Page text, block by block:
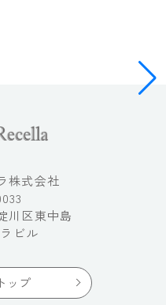
株式会社
川区東中島
ビル
ップ